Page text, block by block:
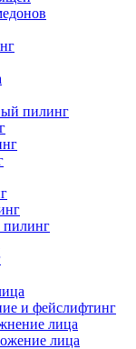
пилинг
и фейслифтинг
лица
лица